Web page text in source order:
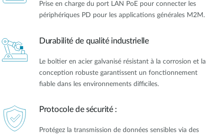
Prise en charge du port LAN PoE pour connecter les
périphériques PD pour les applications générales M2M.
Durabilité de qualité industrielle
Le boîtier en acier galvanisé résistant à la corrosion et la
conception robuste garantissent un fonctionnement
fiable dans les environnements difficiles.
Protocole de sécurité :
Protégez la transmission de données sensibles via des